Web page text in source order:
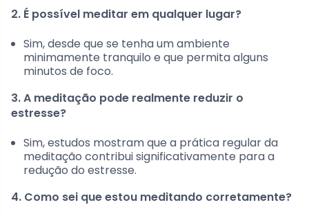
2. É possível meditar em qualquer lugar?
Sim, desde que se tenha um ambiente
minimamente tranquilo e que permita alguns
minutos de foco.
3. A meditação pode realmente reduzir o
estresse?
Sim, estudos mostram que a prática regular da
meditação contribui significativamente para a
redução do estresse.
4. Como sei que estou meditando corretamente?